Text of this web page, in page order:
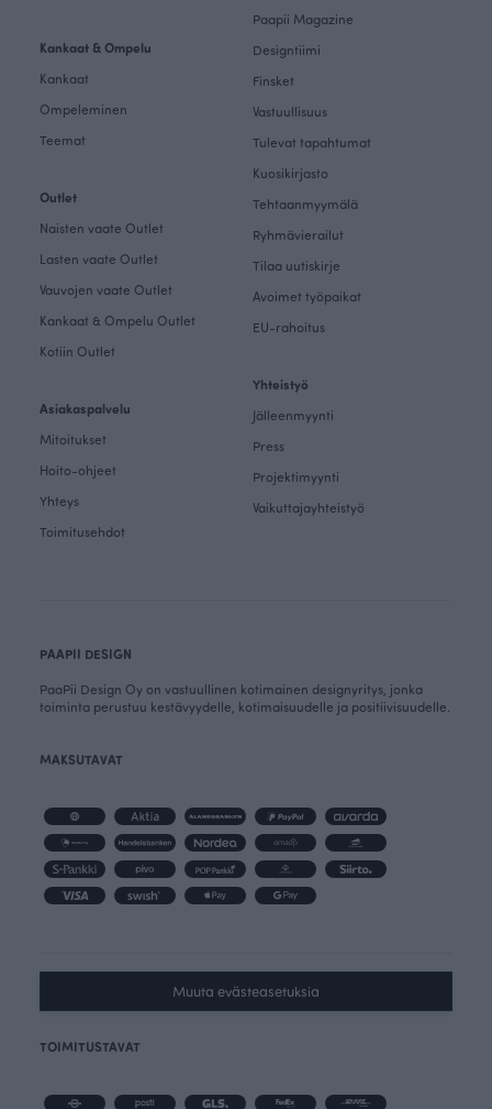
Kankaat & Ompelu
Kankaat
Ompeleminen
Teemat
Outlet
Naisten vaate Outlet
Lasten vaate Outlet
Vauvojen vaate Outlet
Kankaat & Ompelu Outlet
Kotiin Outlet
Asiakaspalvelu
Mitoitukset
Hoito-ohjeet
Yhteys
Toimitusehdot
Paapii Magazine
Designtiimi
Finsket
Vastuullisuus
Tulevat tapahtumat
Kuosikirjasto
Tehtaanmyymälä
Ryhmävierailut
Tilaa uutiskirje
Avoimet työpaikat
EU-rahoitus
Yhteistyö
Jälleenmyynti
Press
Projektimyynti
Vaikuttajayhteistyö
PAAPII DESIGN
PaaPii Design Oy on vastuullinen kotimainen designyritys, jonka
toiminta perustuu kestävyydelle, kotimaisuudelle ja positiivisuudelle.
MAKSUTAVAT
Muuta evästeasetuksia
TOIMITUSTAVAT